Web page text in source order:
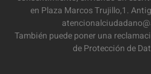
en Plaza Marcos Trujillo,1.
También puede poner una
de Protección de